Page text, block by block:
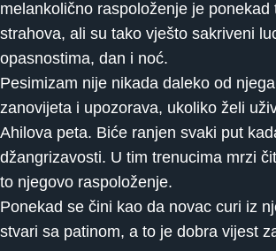
melankolično raspoloženje je
strahova, ali su tako vješto sakriveni
opasnostima, dan i noć.
Pesimizam nije nikada daleko od
zanovijeta i upozorava, ukoliko želi
Ahilova peta. Biće ranjen svaki put
džangrizavosti. U tim trenucima mrzi
to njegovo raspoloženje.
Ponekad se čini kao da novac curi iz
stvari sa patinom, a to je dobra vijest